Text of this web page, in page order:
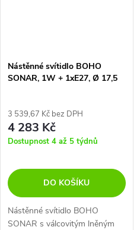
Nástěnné svítidlo BOHO
SONAR, 1W + 1xE27, Ø 17,5
3 539,67 Kč bez DPH
4 283 Kč
Dostupnost 4 až 5 týdnů
DO KOŠÍKU
Nástěnné svítidlo BOHO
SONAR s válcovitým lněným